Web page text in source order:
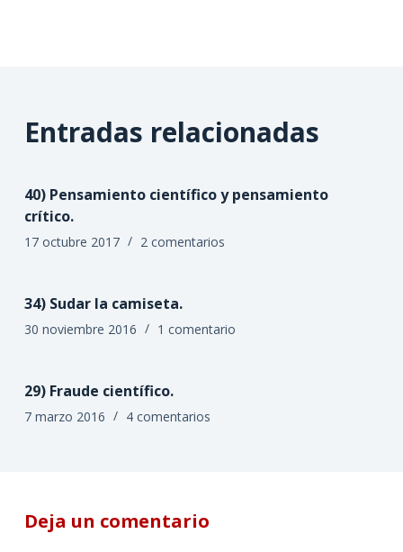
Entradas relacionadas
40) Pensamiento científico y pensamiento
crítico.
17 octubre 2017 2 comentarios
34) Sudar la camiseta.
30 noviembre 2016 1 comentario
29) Fraude científico.
7 marzo 2016 4 comentarios
Deja un comentario